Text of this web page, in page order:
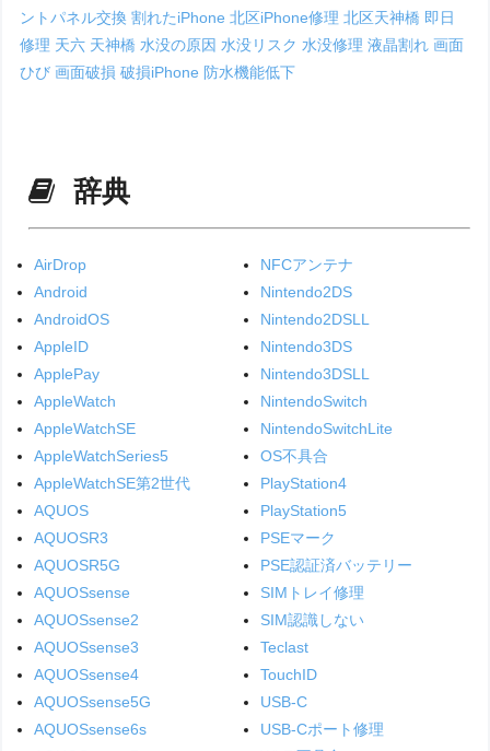
ントパネル交換割れたiPhone北区iPhone修理北区天神橋 即日
修理 天六 天神橋 水没の原因 水没リスク 水没修理液晶割れ画面
ひび画面破損破損iPhone 防水機能低下
辞典
AirDrop
Android
AndroidOS
AppleID
ApplePay
AppleWatch
AppleWatchSE
AppleWatchSeries5
AppleWatchSE第2世代
AQUOS
AQUOSR3
AQUOSR5G
AQUOSsense
AQUOSsense2
AQUOSsense3
AQUOSsense4
AQUOSsense5G
AQUOSsense6s
NFCアンテナ
Nintendo2DS
Nintendo2DSLL
Nintendo3DS
Nintendo3DSLL
NintendoSwitch
NintendoSwitchLite
OS不具合
PlayStation4
PlayStation5
PSEマーク
PSE認証済バッテリー
SIMトレイ修理
SIM認識しない
Teclast
TouchID
USB-C
USB-Cポート修理